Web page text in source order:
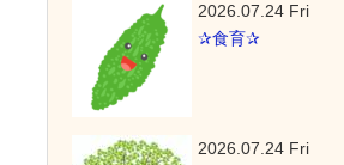
2026.07.24 Fri
✰食育✰
2026.07.24 Fri